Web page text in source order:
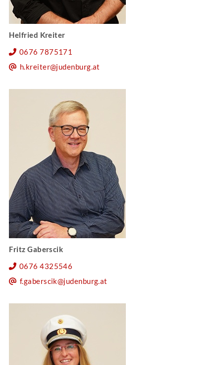
Helfried Kreiter
0676 7875171
h.kreiter@judenburg.at
Fritz Gaberscik
0676 4325546
f.gaberscik@judenburg.at